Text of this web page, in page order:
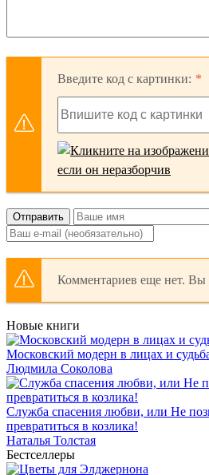
Введите код с картинки:
Отправить
Комментариев еще нет. Вы
Новые книги
Московский модерн в лицах и
Людмила Соколова
Служба спасения любви, или Не
превратиться в козлика!
Наталья Толстая
Бестселлеры